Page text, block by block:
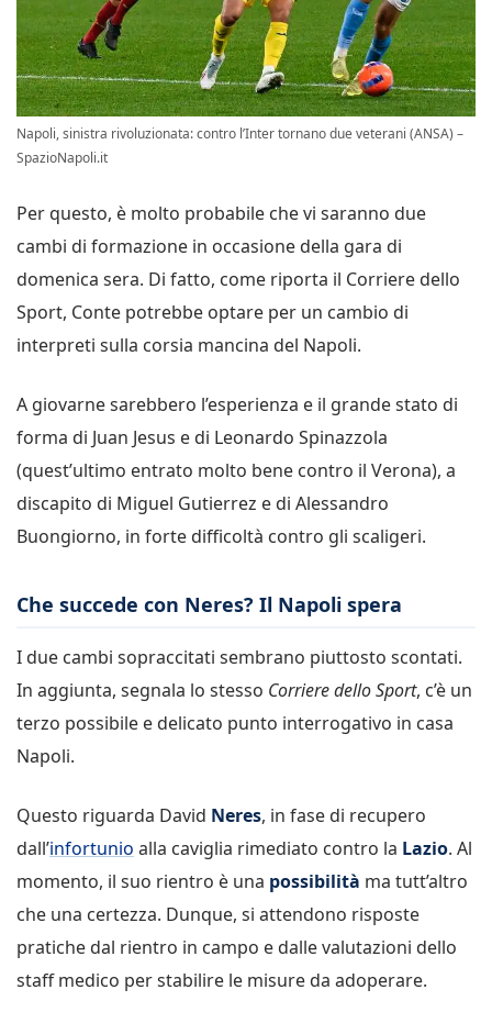
Napoli, sinistra rivoluzionata: contro l’Inter tornano due veterani (ANSA) –
SpazioNapoli.it
Per questo, è molto probabile che vi saranno due
cambi di formazione in occasione della gara di
domenica sera. Di fatto, come riporta il Corriere dello
Sport, Conte potrebbe optare per un cambio di
interpreti sulla corsia mancina del Napoli.
A giovarne sarebbero l’esperienza e il grande stato di
forma di Juan Jesus e di Leonardo Spinazzola
(quest’ultimo entrato molto bene contro il Verona), a
discapito di Miguel Gutierrez e di Alessandro
Buongiorno, in forte difficoltà contro gli scaligeri.
Che succede con Neres? Il Napoli spera
I due cambi sopraccitati sembrano piuttosto scontati.
In aggiunta, segnala lo stesso Corriere dello Sport, c’è un
terzo possibile e delicato punto interrogativo in casa
Napoli.
Questo riguarda David Neres, in fase di recupero
dall’infortunio alla caviglia rimediato contro la Lazio. Al
momento, il suo rientro è una possibilità ma tutt’altro
che una certezza. Dunque, si attendono risposte
pratiche dal rientro in campo e dalle valutazioni dello
staff medico per stabilire le misure da adoperare.